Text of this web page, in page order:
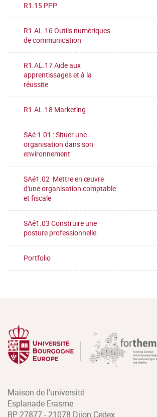
R1.15 PPP
R1.AL.16 Outils numériques
de communication
R1.AL.17 Aide aux
apprentissages et à la
réussite
R1.AL.18 Marketing
SAé 1.01 : Situer une
organisation dans son
environnement
SAé1.02 Mettre en œuvre
d'une organisation comptable
et fiscale
SAé1.03 Construire une
posture professionnelle
Portfolio
Maison de l'université
Esplanade Erasme
BP 27877 - 21078 Dijon Cedex